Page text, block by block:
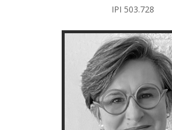
IPI 503.728